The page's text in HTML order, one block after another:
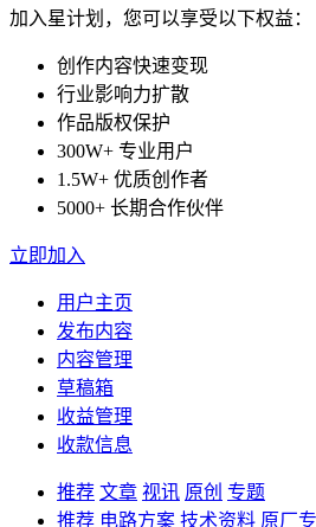
加入星计划，您可以享受以下权益：
创作内容快速变现
行业影响力扩散
作品版权保护
300W+ 专业用户
1.5W+ 优质创作者
5000+ 长期合作伙伴
立即加入
用户主页
发布内容
内容管理
草稿箱
收益管理
收款信息
推荐 文章 视讯 原创 专题
推荐 电路方案 技术资料 原厂